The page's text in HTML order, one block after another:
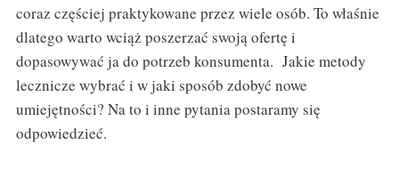
coraz częściej praktykowane przez wiele osób. To właśnie
dlatego warto wciąż poszerzać swoją ofertę i
dopasowywać ja do potrzeb konsumenta. Jakie metody
lecznicze wybrać i w jaki sposób zdobyć nowe
umiejętności? Na to i inne pytania postaramy się
odpowiedzieć.